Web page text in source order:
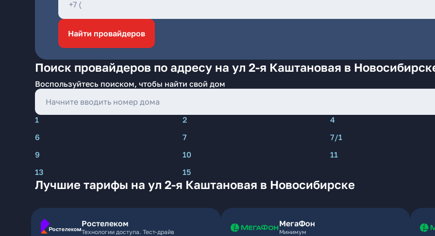
Найти провайдеров
Поиск провайдеров по адресу на ул 2-я Каштановая в
Воспользуйтесь поиском, чтобы найти свой дом
1 2 4
6
7 7/1
9
10 11
13
15
Лучшие тарифы на ул 2-я Каштановая в Новосибирске
Ростелеком
Технологии доступа. Тест-драйв
МегаФон
Минимум